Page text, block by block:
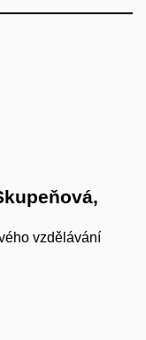
vzdělávání